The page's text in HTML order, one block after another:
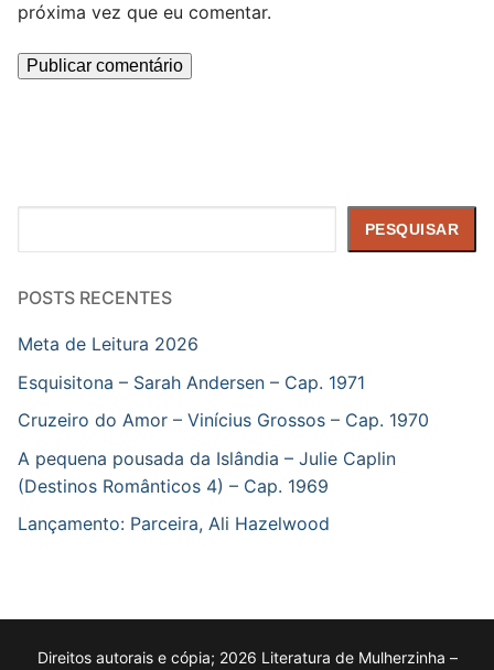
próxima vez que eu comentar.
PESQUISAR
POSTS RECENTES
Meta de Leitura 2026
Esquisitona – Sarah Andersen – Cap. 1971
Cruzeiro do Amor – Vinícius Grossos – Cap. 1970
A pequena pousada da Islândia – Julie Caplin
(Destinos Românticos 4) – Cap. 1969
Lançamento: Parceira, Ali Hazelwood
Direitos autorais e cópia; 2026 Literatura de Mulherzinha –